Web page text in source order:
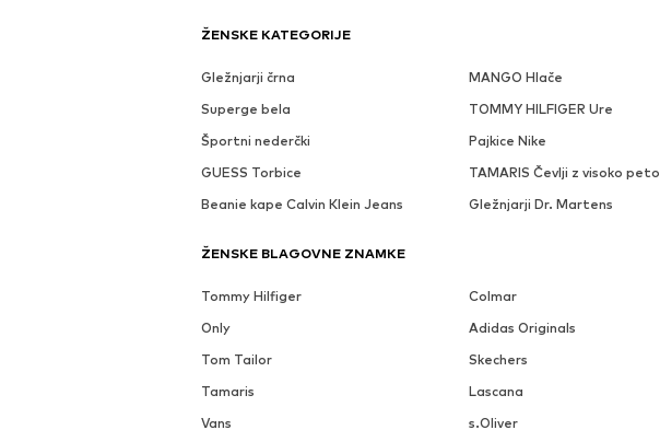
ŽENSKE KATEGORIJE
Gležnjarji črna MANGO Hlače
Superge bela
TOMMY HILFIGER Ure
Športni nederčki
Pajkice Nike
GUESS Torbice
TAMARIS Čevlji z visoko peto
Beanie kape Calvin Klein Jeans
Gležnjarji Dr. Martens
ŽENSKE BLAGOVNE ZNAMKE
Tommy Hilfiger Colmar
Only
Adidas Originals
Tom Tailor
Skechers
Tamaris
Lascana
Vans
s.Oliver